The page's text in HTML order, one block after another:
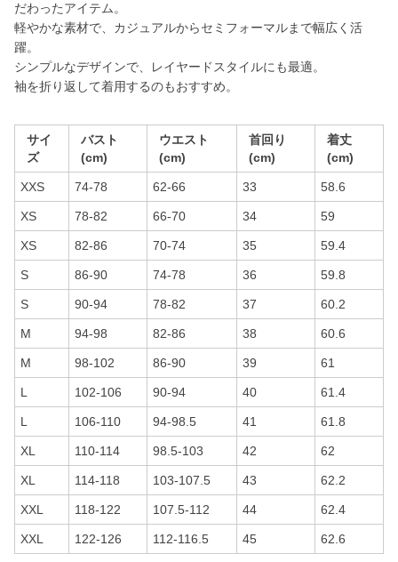
だわったアイテム。
軽やかな素材で、カジュアルからセミフォーマルまで幅広く活
躍。
シンプルなデザインで、レイヤードスタイルにも最適。
袖を折り返して着用するのもおすすめ。
サイ
ズ
バスト
(cm)
ウエスト
(cm)
首回り
(cm)
着丈
(cm)
XXS 74-78 62-66 33 58.6
XS 78-82 66-70 34 59
XS 82-86 70-74 35 59.4
S 86-90 74-78 36 59.8
S 90-94 78-82 37 60.2
M 94-98 82-86 38 60.6
M 98-102 86-90 39 61
L 102-106 90-94 40 61.4
L 106-110 94-98.5 41 61.8
XL 110-114 98.5-103 42 62
XL 114-118 103-107.5 43 62.2
XXL 118-122 107.5-112 44 62.4
XXL 122-126 112-116.5 45 62.6